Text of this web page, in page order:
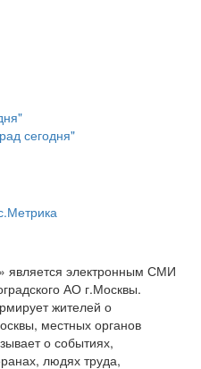
сегодня"
является электронным СМИ
АО г.Москвы.
жителей о
местных органов
о событиях,
людях труда,